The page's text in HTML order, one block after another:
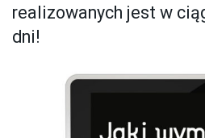
realizowanych jest w
dni!